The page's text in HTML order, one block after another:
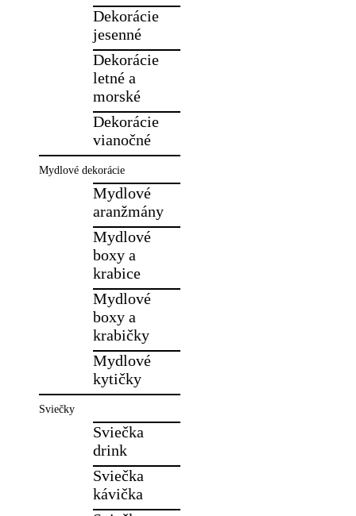
Dekorácie
jesenné
Dekorácie
letné a
morské
Dekorácie
vianočné
Mydlové dekorácie
Mydlové
aranžmány
Mydlové
boxy a
krabice
Mydlové
boxy a
krabičky
Mydlové
kytičky
Sviečky
Sviečka
drink
Sviečka
kávička